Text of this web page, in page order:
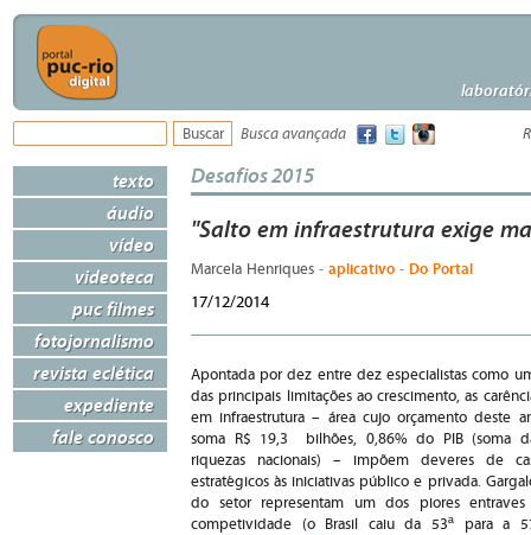
Busca avançada
texto
áudio
vídeo
videoteca
puc filmes
fotojornalismo
revista eclética
expediente
fale conosco
Desafios 2015
"Salto em infraestrutura exige
Marcela Henriques - aplicativo - Do Portal
17/12/2014
Apontada por dez entre dez especialistas como
das principais limitações ao crescimento, as
em infraestrutura – área cujo orçamento deste
soma R$ 19,3 bilhões, 0,86% do PIB (soma
riquezas nacionais) – impõem deveres de
estratégicos às iniciativas público e privada.
do setor representam um dos piores
competividade (o Brasil caiu da 53ª para a